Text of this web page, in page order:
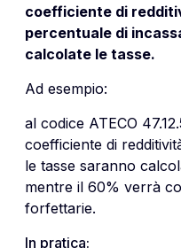
coefficiente di
percentuale di
calcolate le tasse.
Ad esempio:
al codice ATECO
coefficiente di
le tasse saranno
mentre il 60% verrà
forfettarie.
In pratica: